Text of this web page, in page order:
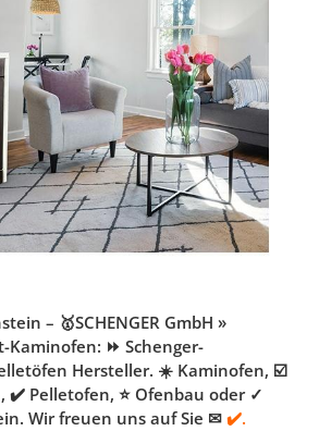
– 🥇SCHENGER GmbH »
Kaminofen: ⏩ Schenger-
Hersteller. ☀️ Kaminofen, ☑️
✔️ Pelletofen, ⭐ Ofenbau oder ✓
Wir freuen uns auf Sie ✉ ✔️.